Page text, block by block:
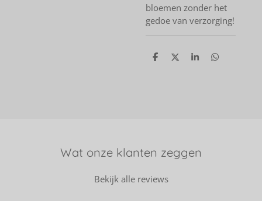
bloemen zonder het
gedoe van verzorging!
D
D
S
D
Wat onze klanten zeggen
Bekijk alle reviews